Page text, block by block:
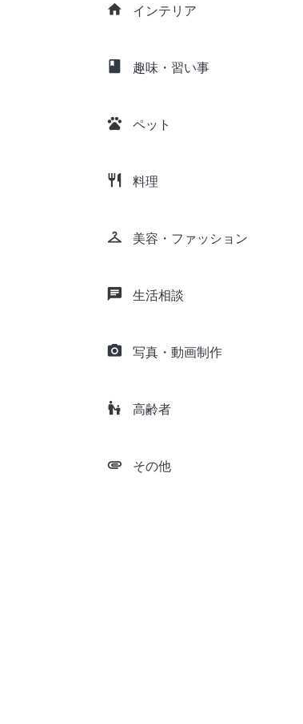
home インテリア
class 趣味・習い事
pets ペット
restaurant 料理
checkroom 美容・ファッション
chat 生活相談
camera_alt 写真・動画制作
escalator_warning 高齢者
attachment その他